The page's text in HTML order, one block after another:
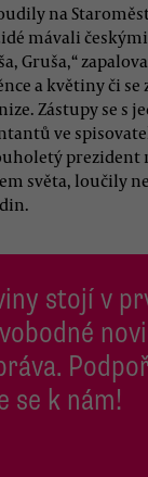
na
mávali
Gruša,“
a květiny či se
Zástupy se s
ve
prezident
světa, loučily
stojí v
se k nám!